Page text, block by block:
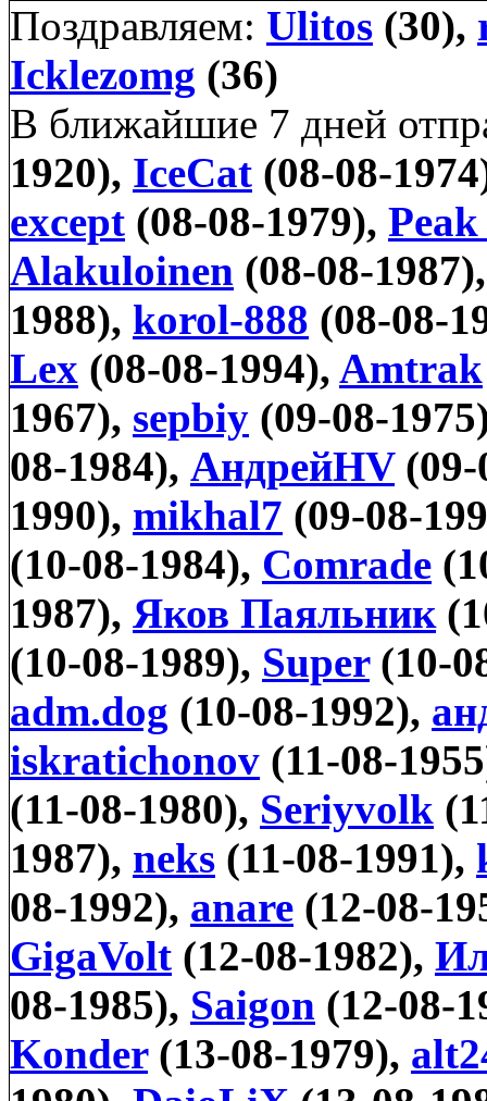
Поздравляем: Ulitos (30),
Icklezomg (36)
В ближайшие 7 дней
1920), IceCat (08-08-
except (08-08-1979),
Alakuloinen (08-08-
1988), korol-888 (08-08-
Lex (08-08-1994), Amtrak
1967), sepbiy (09-08-
08-1984), АндрейHV(09-
1990), mikhal7 (09-08-
(10-08-1984), Comrade
1987), Яков Паяльник
(10-08-1989), Super(10-
adm.dog (10-08-1992),
iskratichonov (11-08-
(11-08-1980), Seriyvolk
1987), neks (11-08-1991),
08-1992), anare (12-08-
GigaVolt (12-08-1982),
08-1985), Saigon (12-08-
Konder(13-08-1979),